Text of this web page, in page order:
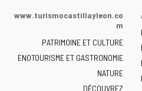
la
de
Castilla
y
León
www.turismocastillayleon.co
m
PATRIMOINE ET CULTURE
ENOTOURISME ET GASTRONOMIE
NATURE
DÉCOUVREZ